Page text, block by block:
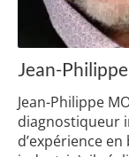
Jean-
Jean-Philippe
diagnostiqueur
d’expérience